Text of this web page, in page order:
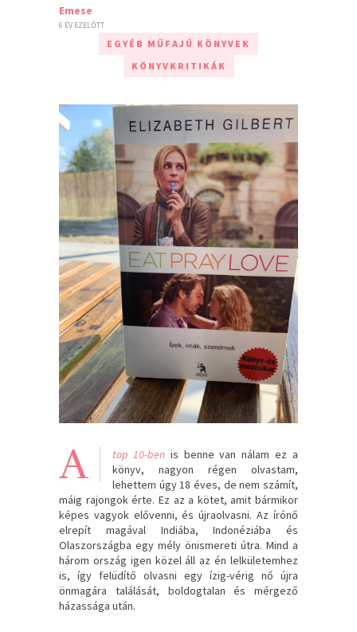
Emese
6 ÉV EZELŐTT
EGYÉB MŰFAJÚ KÖNYVEK
KÖNYVKRITIKÁK
A top 10-benis benne van nálam ez a
könyv, nagyon régen olvastam,
lehettem úgy 18 éves, de nem számít,
máig rajongok érte. Ez az a kötet, amit bármikor
képes vagyok elővenni, és újraolvasni. Az írónő
elrepít magával Indiába, Indonéziába és
Olaszországba egy mély önismereti útra. Mind a
három ország igen közel áll az én lelkületemhez
is, így felüdítő olvasni egy ízig-vérig nő újra
önmagára találását, boldogtalan és mérgező
házassága után.